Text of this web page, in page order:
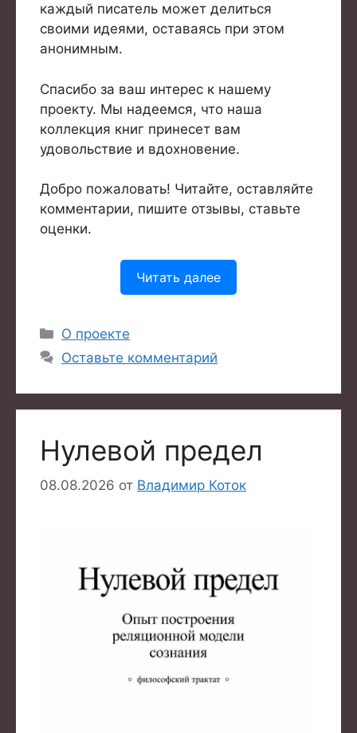
каждый писатель может делиться
своими идеями, оставаясь при этом
анонимным.
Спасибо за ваш интерес к нашему
проекту. Мы надеемся, что наша
коллекция книг принесет вам
удовольствие и вдохновение.
Добро пожаловать! Читайте, оставляйте
комментарии, пишите отзывы, ставьте
оценки.
Читать далее
Рубрики
О проекте
Оставьте комментарий
Нулевой предел
08.08.2026 от Владимир Коток